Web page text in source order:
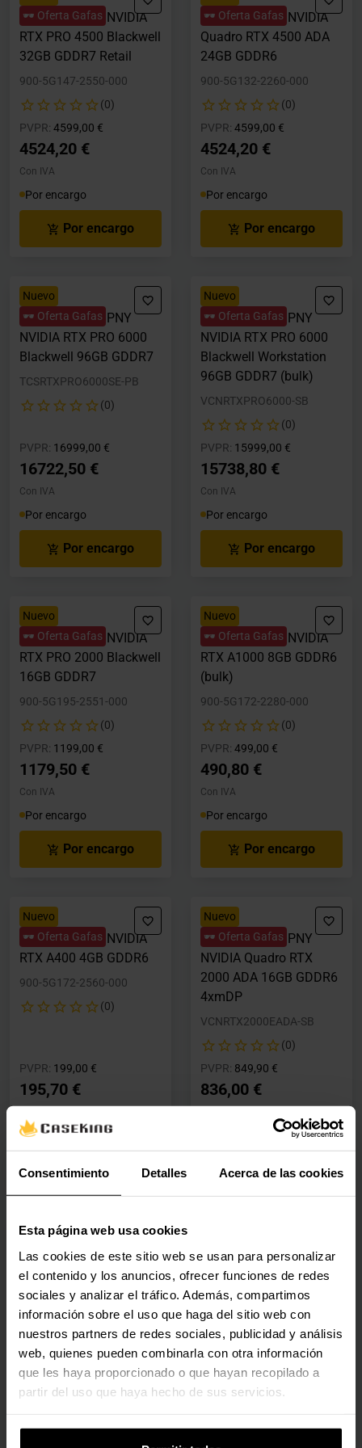
Consentimiento Detalles Acerca de las cookies
Esta página web usa cookies
Las cookies de este sitio web se usan para personalizar
el contenido y los anuncios, ofrecer funciones de redes
sociales y analizar el tráfico. Además, compartimos
información sobre el uso que haga del sitio web con
nuestros partners de redes sociales, publicidad y análisis
web, quienes pueden combinarla con otra información
que les haya proporcionado o que hayan recopilado a
partir del uso que haya hecho de sus servicios.
🕶️ Oferta Gafas
Tarjeta Gráfica NVIDIA
RTX PRO 4500 Blackwell
32GB GDDR7 Retail
900-5G147-2550-000
(0)
PVPR: Precio rebajado desde
4599,00 €
4524,20 €
Con IVA
Por encargo
Por encargo
🕶️ Oferta Gafas
Tarjeta Gráfica NVIDIA
Quadro RTX 4500 ADA
24GB GDDR6
900-5G132-2260-000
(0)
PVPR: Precio rebajado desde
4599,00 €
4524,20 €
Con IVA
Por encargo
Por encargo
Nuevo
🕶️ Oferta Gafas
Tarjeta Gráfica PNY
NVIDIA RTX PRO 6000
Blackwell 96GB GDDR7
TCSRTXPRO6000SE-PB
(0)
PVPR: Precio rebajado desde
16999,00 €
16722,50 €
Con IVA
Por encargo
Por encargo
Nuevo
🕶️ Oferta Gafas
Tarjeta Gráfica PNY
NVIDIA RTX PRO 6000
Blackwell Workstation
96GB GDDR7 (bulk)
VCNRTXPRO6000-SB
(0)
PVPR: Precio rebajado desde
15999,00 €
15738,80 €
Con IVA
Por encargo
Por encargo
Nuevo
🕶️ Oferta Gafas
Tarjeta Gráfica NVIDIA
RTX PRO 2000 Blackwell
16GB GDDR7
900-5G195-2551-000
(0)
PVPR: Precio rebajado desde
1199,00 €
1179,50 €
Con IVA
Por encargo
Por encargo
Nuevo
🕶️ Oferta Gafas
Tarjeta Gráfica NVIDIA
RTX A1000 8GB GDDR6
(bulk)
900-5G172-2280-000
(0)
PVPR: Precio rebajado desde
499,00 €
490,80 €
Con IVA
Por encargo
Por encargo
Nuevo
🕶️ Oferta Gafas
Tarjeta Gráfica NVIDIA
RTX A400 4GB GDDR6
900-5G172-2560-000
(0)
PVPR: Precio rebajado desde
199,00 €
195,70 €
Por encargo
Por encargo
Nuevo
🕶️ Oferta Gafas
Tarjeta Gráfica PNY
NVIDIA Quadro RTX
2000 ADA 16GB GDDR6
4xmDP
VCNRTX2000EADA-SB
(0)
PVPR: Precio rebajado desde
849,90 €
836,00 €
Por encargo
Nuevo
🕶️ Oferta Gafas
Tarjeta Gráfica NVIDIA
RTX PRO 4000 Blackwell
24GB GDDR7 (bulk)
900-5G147-2270-000
PVPR:Precio rebajado desde
2499,00 €hasta
2458,30 €
🕶️ Oferta Gafas
Tarjeta Gráfica NVIDIA
RTX PRO 4500 Blackwell
32GB GDDR7
900-2G147-0000-000
PVPR:Precio rebajado desde
4699,00 €hasta
4622,50 €